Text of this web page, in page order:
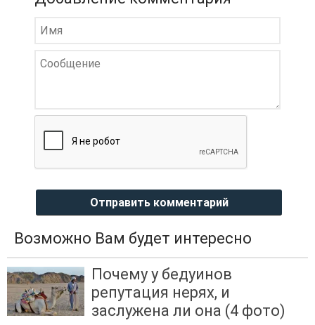
Отправить комментарий
Возможно Вам будет интересно
Почему у бедуинов
репутация нерях, и
заслужена ли она (4 фото)